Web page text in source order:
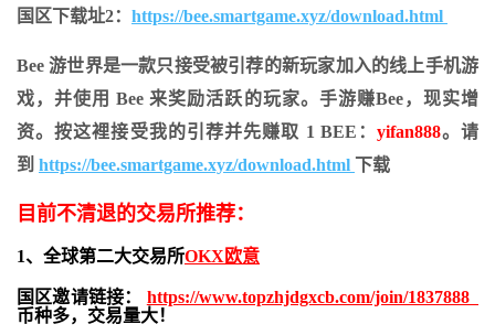
国区下载址2： https://bee.smartgame.xyz/download.html
Bee 游世界是一款只接受被引荐的新玩家加入的线上手机游
戏，并使用 Bee 来奖励活跃的玩家。手游赚Bee，现实增
资。按这裡接受我的引荐并先赚取 1 BEE： yifan888。请
到 https://bee.smartgame.xyz/download.html 下载
目前不清退的交易所推荐：
1、全球第二大交易所OKX欧意
国区邀请链接： https://www.topzhjdgxcb.com/join/1837888
币种多，交易量大！